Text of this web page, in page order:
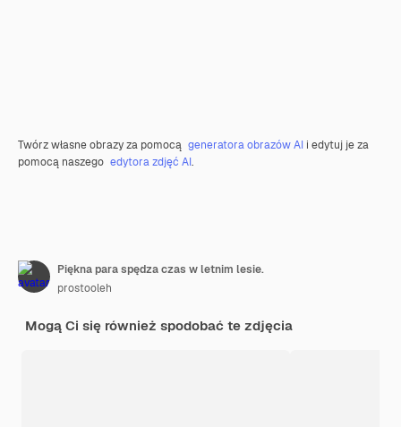
Twórz własne obrazy za pomocą generatora obrazów AI i edytuj je za
pomocą naszego edytora zdjęć AI.
Piękna para spędza czas w letnim lesie.
prostooleh
Mogą Ci się również spodobać te zdjęcia